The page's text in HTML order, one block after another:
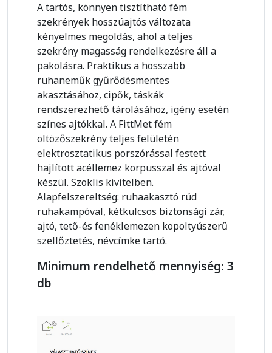
A tartós, könnyen tisztítható fém
szekrények hosszúajtós változata
kényelmes megoldás, ahol a teljes
szekrény magasság rendelkezésre áll a
pakolásra. Praktikus a hosszabb
ruhaneműk gyűrődésmentes
akasztásához, cipők, táskák
rendszerezhető tárolásához, igény esetén
színes ajtókkal. A FittMet fém
öltözőszekrény teljes felületén
elektrosztatikus porszórással festett
hajlított acéllemez korpusszal és ajtóval
készül. Szoklis kivitelben.
Alapfelszereltség: ruhaakasztó rúd
ruhakampóval, kétkulcsos biztonsági zár,
ajtó, tető-és fenéklemezen kopoltyúszerű
szellőztetés, névcímke tartó.
Minimum rendelhető mennyiség: 3
db